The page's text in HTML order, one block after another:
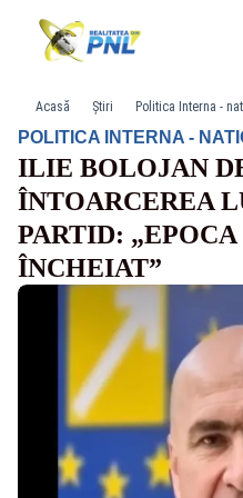
Acasă Știri Politica Interna -
POLITICA INTERNA -
ILIE BOLOJAN
ÎNTOARCEREA
PARTID:
ÎNCHEIAT”